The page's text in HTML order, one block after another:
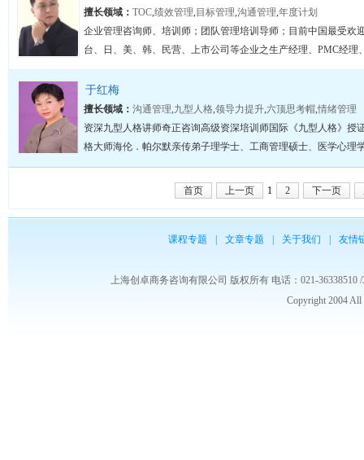
擅长领域： TOC,绩效管理, 目标管理,沟通管理,年度计划
企业管理咨询师、培训师；团队管理培训导师；目前中国最受欢
台、日、美、韩、民营、上市公司等企业之生产经理、PMC经理
于红梅
擅长领域： 沟通管理,九型人格,领导力提升,六顶思考帽,情绪管理
资深九型人格讲师奇正咨询高级资深培训师国际《九型人格》授
格大师海伦．帕尔默亲传弟子理学士、工商管理硕士、医学心理
首页 上一页 1 2 下一页
课程专题 文章专题 关于我们 友情
上海创卓商务咨询有限公司 版权所有 电话：021-36338510 /
Copyright 2004 All